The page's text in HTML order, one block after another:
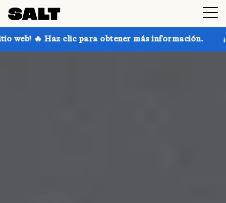
obtener más información. ¡Consigue hasta un